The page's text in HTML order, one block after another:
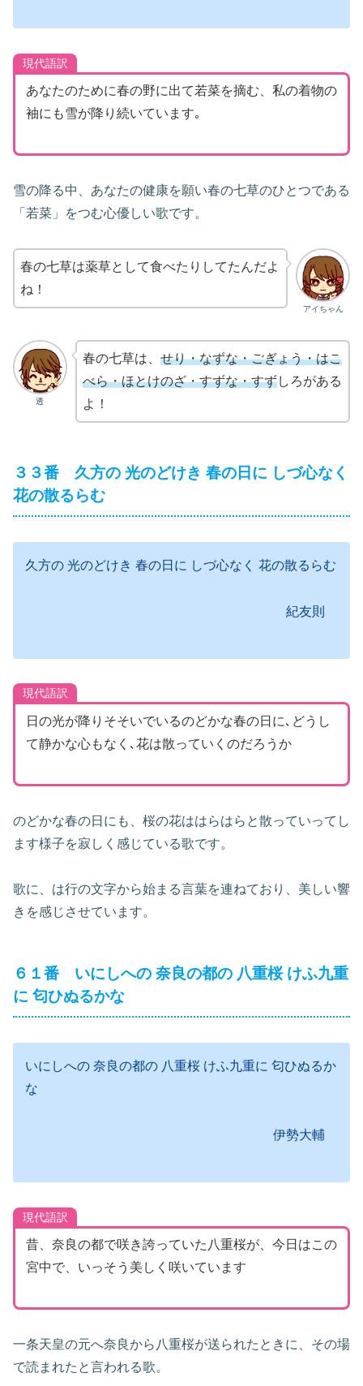
現代語訳
あなたのために春の野に出て若菜を摘む、私の着物の
袖にも雪が降り続いています｡
雪の降る中、あなたの健康を願い春の七草のひとつである
「若菜」をつむ心優しい歌です。
アイちゃん
春の七草は薬草として食べたりしてたんだよ
ね！
透
春の七草は、 せり・なずな・ごぎょう・はこ
べら・ほとけのざ・すずな・すずしろがある
よ！
３３番 久方の 光のどけき 春の日に しづ心なく
花の散るらむ
久方の 光のどけき 春の日に しづ心なく 花の散るらむ
紀友則
現代語訳
日の光が降りそそいでいるのどかな春の日に､どうし
て静かな心もなく､花は散っていくのだろうか
のどかな春の日にも、桜の花ははらはらと散っていってし
ます様子を寂しく感じている歌です。
歌に、は行の文字から始まる言葉を連ねており、美しい響
きを感じさせています。
６１番 いにしへの 奈良の都の 八重桜 けふ九重
に 匂ひぬるかな
いにしへの 奈良の都の 八重桜 けふ九重に 匂ひぬるか
な
伊勢大輔
現代語訳
昔、奈良の都で咲き誇っていた八重桜が、今日はこの
宮中で、いっそう美しく咲いています
一条天皇の元へ奈良から八重桜が送られたときに、その場
で読まれたと言われる歌。